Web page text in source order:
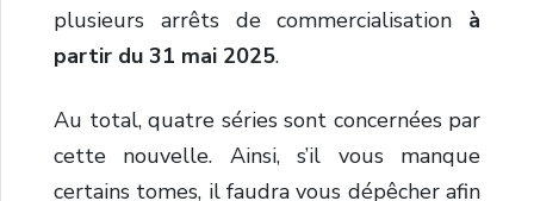
plusieurs arrêts de commercialisation à
partir du 31 mai 2025.
Au total, quatre séries sont concernées par
cette nouvelle. Ainsi, s’il vous manque
certains tomes, il faudra vous dépêcher afin